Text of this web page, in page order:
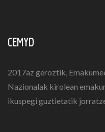
CEMYD
2017az geroztik,
Nazionalak kirolean
ikuspegi guztietatik